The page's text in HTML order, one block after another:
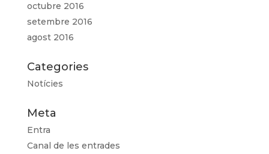
octubre 2016
setembre 2016
agost 2016
Categories
Notícies
Meta
Entra
Canal de les entrades